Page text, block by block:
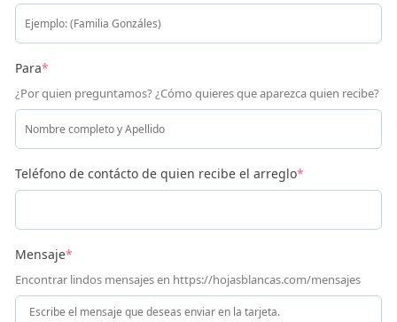
Para*
¿Por quien preguntamos? ¿Cómo quieres que aparezca quien recibe?
Teléfono de contácto de quien recibe el arreglo*
Mensaje*
Encontrar lindos mensajes en https://hojasblancas.com/mensajes